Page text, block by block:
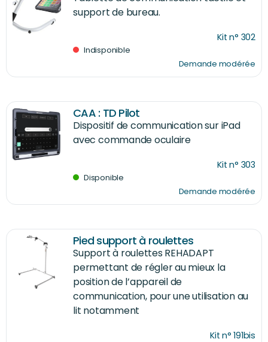
support de bureau.
Kit n° 302
Indisponible
Demande modérée
CAA : TD Pilot
Dispositif de communication sur iPad
avec commande oculaire
Kit n° 303
Disponible
Demande modérée
Pied support à roulettes
Support à roulettes REHADAPT
permettant de régler au mieux la
position de l’appareil de
communication, pour une utilisation au
lit notamment
Kit n° 191bis